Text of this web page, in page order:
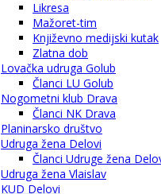
Likresa
Mažoret-tim
Književno medijski kutak
Zlatna dob
Lovačka udruga Golub
Članci LU Golub
Nogometni klub Drava
Članci NK Drava
Planinarsko društvo
Udruga žena Delovi
Članci Udruge žena
Udruga žena Vlaislav
KUD Delovi